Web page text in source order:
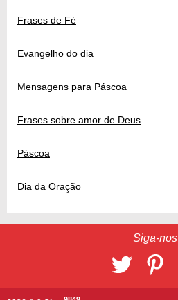
Frases de Fé
Evangelho do dia
Mensagens para Páscoa
Frases sobre amor de Deus
Páscoa
Dia da Oração
Siga-nos